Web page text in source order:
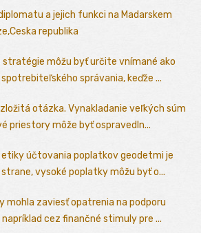
a jejich funkci na Madarskem
republika
stratégie môžu byť určite vnímané ako
správania, keďže ...
otázka. Vynakladanie veľkých súm
priestory môže byť ospravedln...
účtovania poplatkov geodetmi je
strane, vysoké poplatky môžu byť o...
mohla zaviesť opatrenia na podporu
cez finančné stimuly pre ...